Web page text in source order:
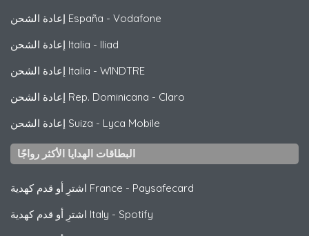
إعادة الشحن España - Vodafone
إعادة الشحن Italia - Iliad
إعادة الشحن Italia - WINDTRE
إعادة الشحن Rep. Dominicana - Claro
إعادة الشحن Suiza - Lyca Mobile
البطاقات الهدايا الأكثر رواجًا
اشترِ أو قدم كهدية France - Paysafecard
اشترِ أو قدم كهدية Italy - Spotify